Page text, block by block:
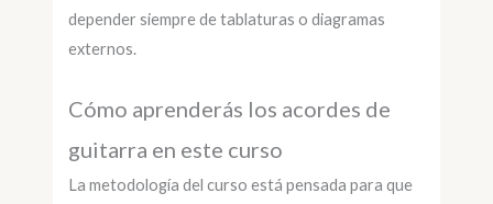
depender siempre de tablaturas o diagramas
externos.
Cómo aprenderás los acordes de
guitarra en este curso
La metodología del curso está pensada para que